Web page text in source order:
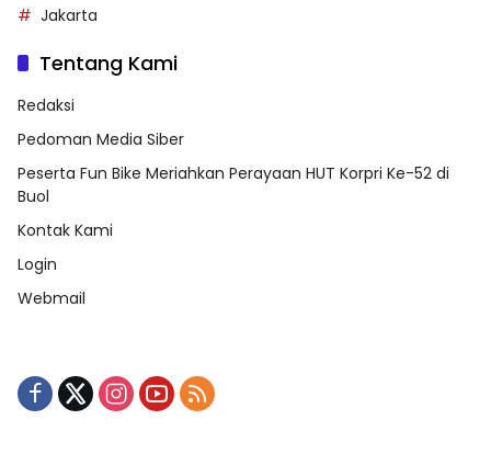
Jakarta
Tentang Kami
Redaksi
Pedoman Media Siber
Peserta Fun Bike Meriahkan Perayaan HUT Korpri Ke-52 di
Buol
Kontak Kami
Login
Webmail